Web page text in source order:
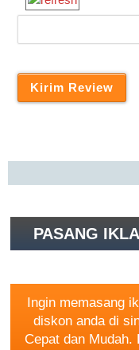
PASANG
Ingin memasang
diskon anda di
Cepat dan Mudah.